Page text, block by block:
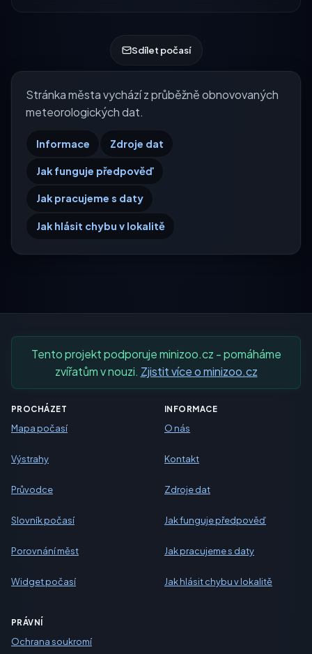
Sdílet počasí
Stránka města vychází z průběžně obnovovaných
meteorologických dat.
Informace Zdroje dat
Jak funguje předpověď
Jak pracujeme s daty
Jak hlásit chybu v lokalitě
Tento projekt podporuje minizoo.cz - pomáháme
zvířatům v nouzi. Zjistit více o minizoo.cz
PROCHÁZET
Mapa počasí
Výstrahy
Průvodce
Slovník počasí
Porovnání měst
Widget počasí
INFORMACE
O nás
Kontakt
Zdroje dat
Jak funguje předpověď
Jak pracujeme s daty
Jak hlásit chybu v lokalitě
PRÁVNÍ
Ochrana soukromí